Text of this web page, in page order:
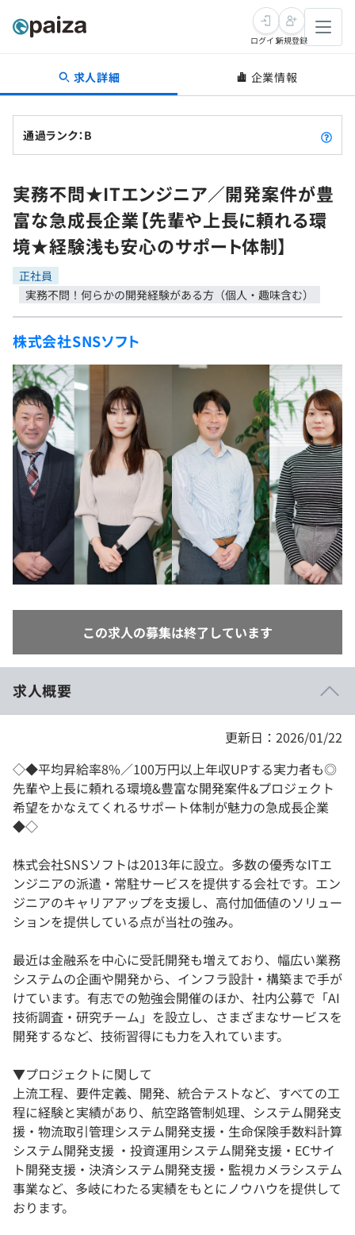
転職・キャリア
転職成功ガイド
転職エージェント
インタビュー
転職成功ガイド
新卒就活
求人検索
本選考
インターン
イベント・セミナー
インタビュー
就活成功ガイド
学習
問題集
4択課題
リファレンス
プラン
個人向けプラン
法人向けプラン
学校向けプラン
プログラミング言語
評価結果一覧
再チャレンジ結果一覧
ゲーム・マンガ
Tech Team Journal
paiza times
note
paizaとは？
ログイン新規登録
求人詳細 企業情報
通過ランク：B
実務不問★ITエンジニア／開発案件が豊
富な急成長企業【先輩や上長に頼れる環
境★経験浅も安心のサポート体制】
正社員
実務不問！何らかの開発経験がある方（個人・趣味含む）
株式会社SNSソフト
この求人の募集は終了しています
求人概要
更新日：2026/01/22
◇◆平均昇給率8%／100万円以上年収UPする実力者も◎
先輩や上長に頼れる環境&豊富な開発案件&プロジェクト
希望をかなえてくれるサポート体制が魅力の急成長企業
◆◇
株式会社SNSソフトは2013年に設立。多数の優秀なITエ
ンジニアの派遣・常駐サービスを提供する会社です。エン
ジニアのキャリアアップを支援し、高付加価値のソリュー
ションを提供している点が当社の強み。
最近は金融系を中心に受託開発も増えており、幅広い業務
システムの企画や開発から、インフラ設計・構築まで手が
けています。有志での勉強会開催のほか、社内公募で「AI
技術調査・研究チーム」を設立し、さまざまなサービスを
開発するなど、技術習得にも力を入れています。
▼プロジェクトに関して
上流工程、要件定義、開発、統合テストなど、すべての工
程に経験と実績があり、航空路管制処理、システム開発支
援・物流取引管理システム開発支援・生命保険手数料計算
システム開発支援 ・投資運用システム開発支援・ECサイ
ト開発支援・決済システム開発支援・監視カメラシステム
事業など、多岐にわたる実績をもとにノウハウを提供して
おります。